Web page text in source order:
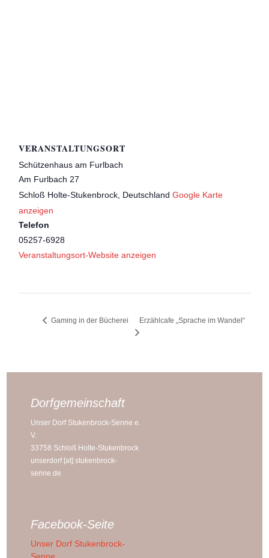
VERANSTALTUNGSORT
Schützenhaus am Furlbach
Am Furlbach 27
Schloß Holte-Stukenbrock Deutschland Google Karte
anzeigen
Telefon
05257-6928
Veranstaltungsort-Website anzeigen
Gaming in der Bücherei Erzählcafe „Sprache im Wandel“
Dorfgemeinschaft
Unser Dorf Stukenbrock-Senne e.
V.
33758 Schloß Holte-Stukenbrock
unserdorf [at] stukenbrock-
senne.de
Facebook-Seite
Unser Dorf Stukenbrock-